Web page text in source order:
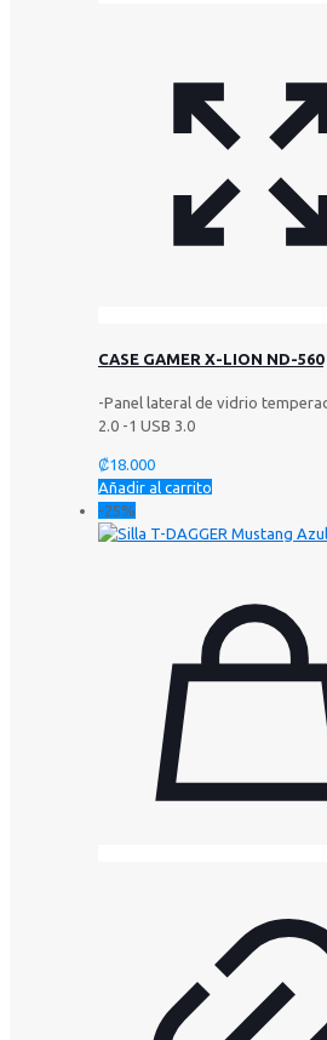
CASE GAMER X-LION ND-560
-Panel lateral de vidrio
2.0 -1 USB 3.0
₡18.000
Añadir al carrito
-25%